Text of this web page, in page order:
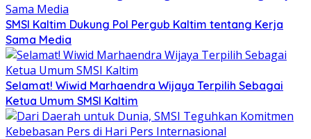
SMSI Kaltim Dukung Pol Pergub Kaltim tentang Kerja
Sama Media
Selamat! Wiwid Marhaendra Wijaya Terpilih Sebagai
Ketua Umum SMSI Kaltim